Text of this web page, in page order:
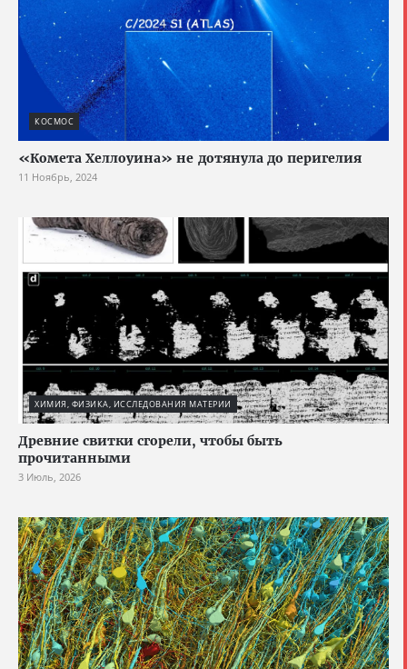
КОСМОС
«Комета Хеллоуина» не дотянула до перигелия
11 Ноябрь, 2024
ХИМИЯ, ФИЗИКА, ИССЛЕДОВАНИЯ МАТЕРИИ
Древние свитки сгорели, чтобы быть
прочитанными
3 Июль, 2026